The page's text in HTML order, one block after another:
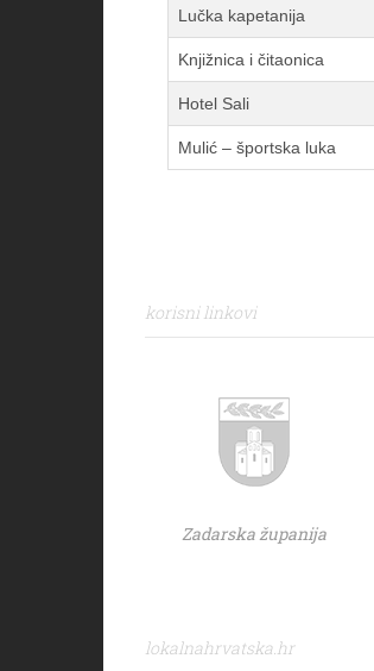
Lučka kapetanija
Knjižnica i čitaonica
Hotel Sali
Mulić – športska luka
korisni linkovi
Zadarska županija
lokalnahrvatska.hr